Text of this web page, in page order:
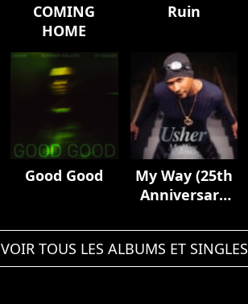
COMING
HOME
Ruin
Good Good
My Way (25th
Anniversary
VOIR TOUS LES ALBUMS ET SINGLES